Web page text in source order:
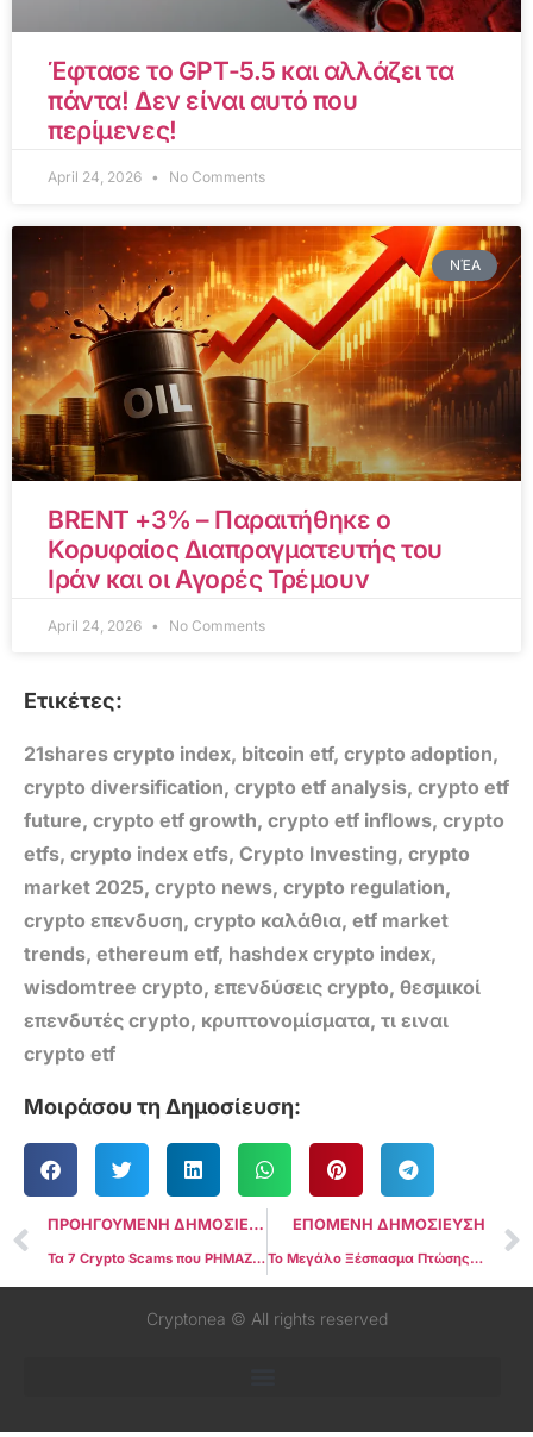
Έφτασε το GPT-5.5 και αλλάζει τα
πάντα! Δεν είναι αυτό που
περίμενες!
April 24, 2026 No Comments
ΝΈΑ
BRENT +3% – Παραιτήθηκε ο
Κορυφαίος Διαπραγματευτής του
Ιράν και οι Αγορές Τρέμουν
April 24, 2026 No Comments
Ετικέτες:
21shares crypto index, bitcoin etf, crypto adoption,
crypto diversification, crypto etf analysis, crypto etf
future, crypto etf growth, crypto etf inflows, crypto
etfs, crypto index etfs, Crypto Investing, crypto
market 2025, crypto news, crypto regulation,
crypto επενδυση, crypto καλάθια, etf market
trends, ethereum etf, hashdex crypto index,
wisdomtree crypto, επενδύσεις crypto, θεσμικοί
επενδυτές crypto, κρυπτονομίσματα, τι ειναι
crypto etf
Μοιράσου τη Δημοσίευση:
ΠΡΟΗΓΟΥΜΕΝΗ ΔΗΜΟΣΙΕΥΣΗ
Τα 7 Crypto Scams που ΡΗΜΑΖΟΥΝ την Ελλάδα το 2025
ΕΠΟΜΕΝΗ ΔΗΜΟΣΙΕΥΣΗ
Το Μεγάλο Ξέσπασμα Πτώσης στο Bitcoin: Γιατί Γκρεμίστηκε Τόσο Απότομα και Τι Έρχεται Τώρα
Cryptonea © All rights reserved